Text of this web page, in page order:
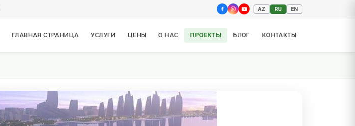
AZ RU EN
ГЛАВНАЯ СТРАНИЦА УСЛУГИ ЦЕНЫ О НАС ПРОЕКТЫ БЛОГ КОНТАКТЫ